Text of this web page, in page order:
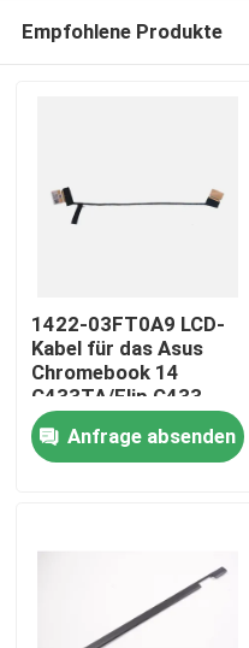
Nach Hause
Empfohlene Produkte
1422-03FT0A9 LCD-
Kabel für das Asus
Chromebook 14
C433TA/Flip C433
Anfrage absenden